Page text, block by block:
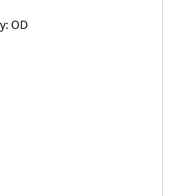
OD